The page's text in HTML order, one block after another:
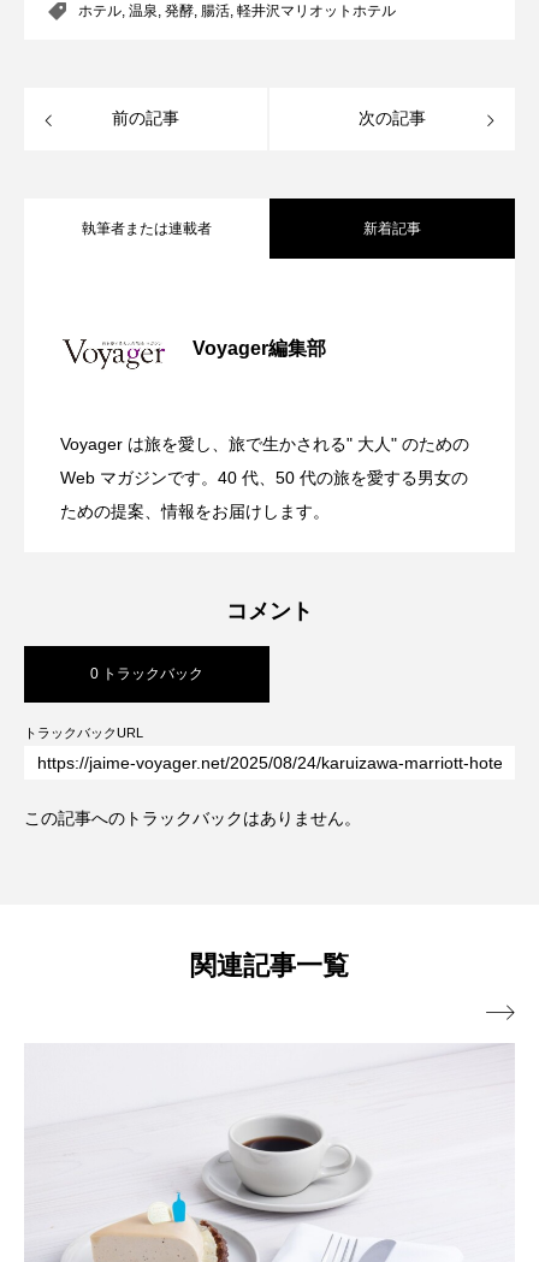
ホテル 温泉 発酵 腸活 軽井沢マリオットホテル
前の記事 次の記事
執筆者または連載者 新着記事
Voyager編集部
Voyager は旅を愛し、旅で生かされる" 大人" のための
Web マガジンです。40 代、50 代の旅を愛する男女の
ための提案、情報をお届けします。
Resort 東京ベイ舞浜
今年の夏はラグジュアリーなBBQ体験
2026.07.26 渋谷の真ん中に誕生！築50年のヴィンテ
ンバージョンが際立つSHIFT HOTEL
コメント
0 トラックバック
トラックバックURL
この記事へのトラックバックはありません。
関連記事一覧
